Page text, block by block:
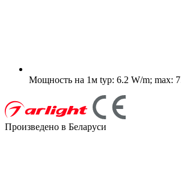
Мощность на 1м typ: 6.2 W/m; max:
Произведено в Беларуси